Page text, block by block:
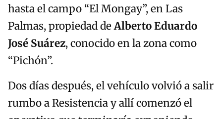
hasta el campo “El Mongay”, en Las
Palmas, propiedad deAlberto Eduardo
José Suárez, conocido en la zona como
“Pichón”.
Dos días después, el vehículo volvió a salir
rumbo a Resistencia y allí comenzó el